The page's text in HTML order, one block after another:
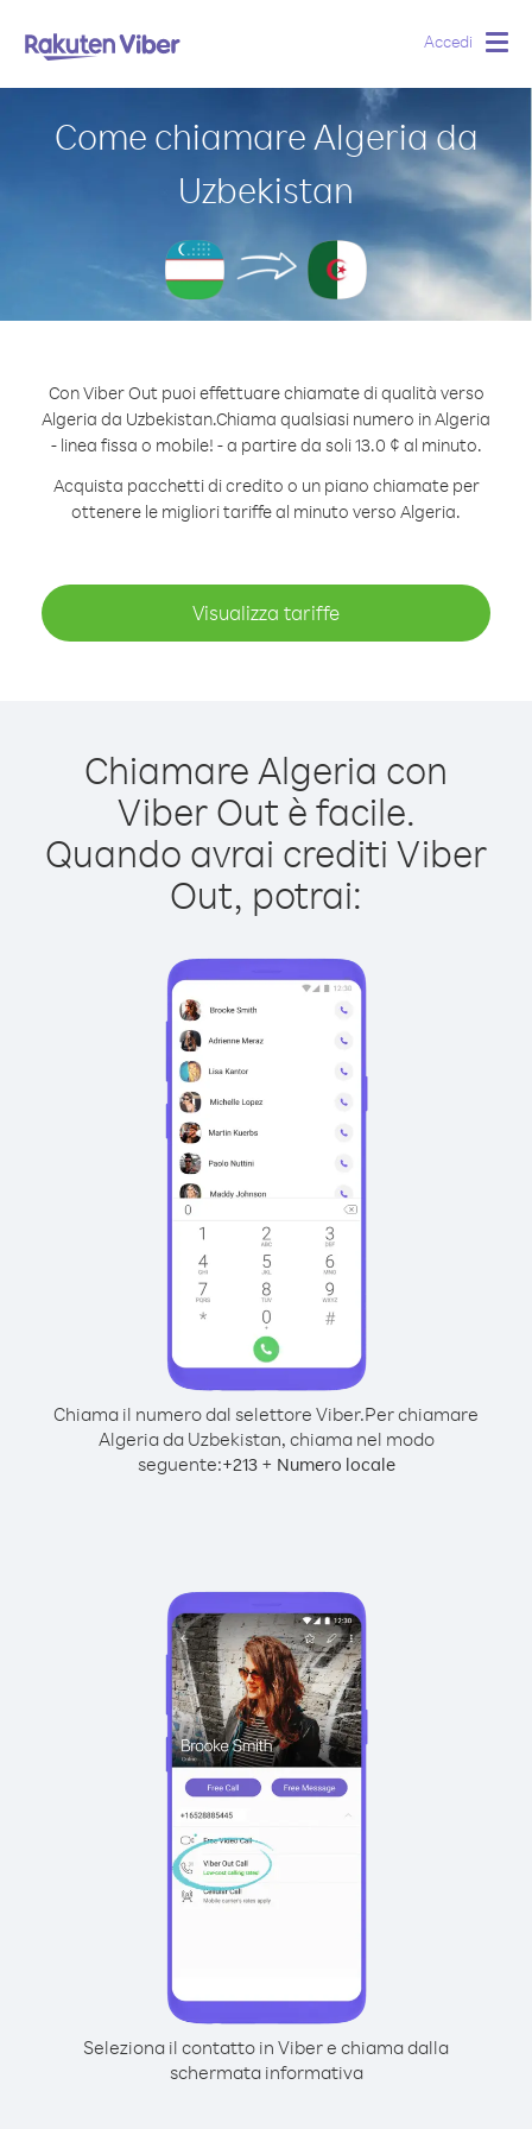
Accedi
Come chiamare Algeria da
Uzbekistan
Con Viber Out puoi effettuare chiamate di qualità verso
Algeria da Uzbekistan.Chiama qualsiasi numero in Algeria
- linea fissa o mobile! - a partire da soli 13.0 ¢ al minuto.
Acquista pacchetti di credito o un piano chiamate per
ottenere le migliori tariffe al minuto verso Algeria.
Visualizza tariffe
Chiamare Algeria con
Viber Out è facile.
Quando avrai crediti Viber
Out, potrai:
Chiama il numero dal selettore Viber.Per chiamare
Algeria da Uzbekistan, chiama nel modo
seguente:+213+ Numero locale
Seleziona il contatto in Viber e chiama dalla
schermata informativa